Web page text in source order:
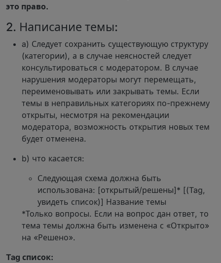
это право.
2. Написание темы:
a) Следует сохранить существующую структуру
(категории), а в случае неясностей следует
консультироваться с модератором. В случае
нарушения модераторы могут перемещать,
переименовывать или закрывать темы. Если
темы в неправильных категориях по-прежнему
открыты, несмотря на рекомендации
модератора, возможность открытия новых тем
будет отменена.
b) что касается:
Следующая схема должна быть
использована: [открытый/решены]* [(Tag,
увидеть список)] Название темы
*Только вопросы. Если на вопрос дан ответ, то
тема темы должна быть изменена с «Открыто»
на «Решено».
Tag список: